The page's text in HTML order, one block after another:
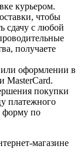
курьером.
чтобы
сдачу с любой
получаете
оформлении в
MasterCard.
покупки
платежного
форму по
магазине